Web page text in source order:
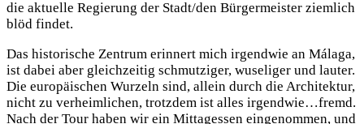
die aktuelle Regierung der Stadt/den Bürgermeister ziemlich
blöd findet.
Das historische Zentrum erinnert mich irgendwie an Málaga,
ist dabei aber gleichzeitig schmutziger, wuseliger und lauter.
Die europäischen Wurzeln sind, allein durch die Architektur,
nicht zu verheimlichen, trotzdem ist alles irgendwie…fremd.
Nach der Tour haben wir ein Mittagessen eingenommen, und